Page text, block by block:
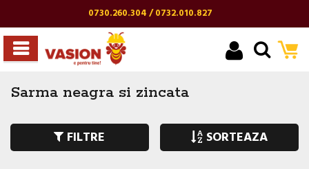
0730.260.304 / 0732.010.827
Sarma neagra si zincata
FILTRE SORTEAZA